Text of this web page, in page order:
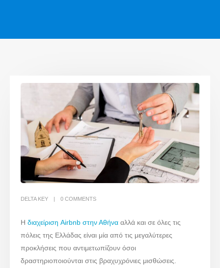
DELTA KEY 0 COMMENTS
Ηδιαχείριση Airbnb στην Αθήνα αλλά και σε όλες τις
πόλεις της Ελλάδας είναι μία από τις μεγαλύτερες
προκλήσεις που αντιμετωπίζουν όσοι
δραστηριοποιούνται στις βραχυχρόνιες μισθώσεις.